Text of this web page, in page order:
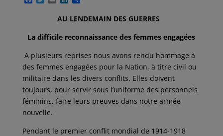
o
k
e
a
i
n
k
d
n
r
t
g
r
AU LENDEMAIN DES GUERRES
La difficile reconnaissance des femmes engagées
A plusieurs reprises nous avons rendu hommage à
des femmes engagées pour la Nation, à titre civil ou
militaire dans les divers conflits. Elles doivent
toujours, pour servir sous l’uniforme des personnels
féminins, faire leurs preuves dans notre armée
nouvelle.
Pendant le premier conflit mondial de 1914-1918